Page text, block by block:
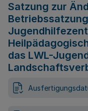
Satzung zur
das LWL-